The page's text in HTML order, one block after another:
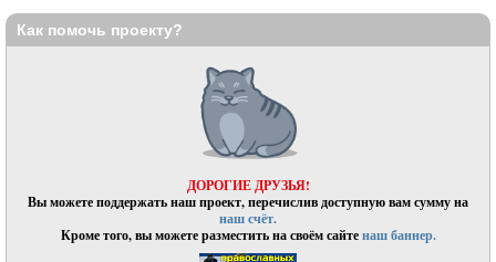
Как помочь проекту?
ДОРОГИЕ ДРУЗЬЯ!
Вы можете поддержать наш проект, перечислив доступную вам сумму на
наш счёт.
Кроме того, вы можете разместить на своём сайтенаш баннер.